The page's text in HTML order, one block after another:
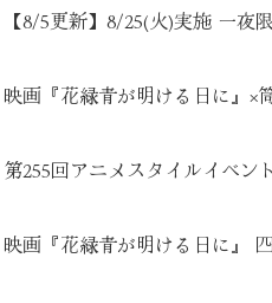
【8/5更新】8/25(火)実施 一夜
映画『花緑青が明ける日に』
第255回アニメスタイルイベン
映画『花緑青が明ける日に』